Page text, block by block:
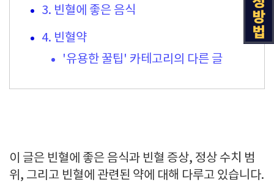
3. 빈혈에 좋은 음식
4. 빈혈약
'유용한 꿀팁' 카테고리의 다른 글
이 글은 빈혈에 좋은 음식과 빈혈 증상, 정상 수치 범
위, 그리고 빈혈에 관련된 약에 대해 다루고 있습니다.